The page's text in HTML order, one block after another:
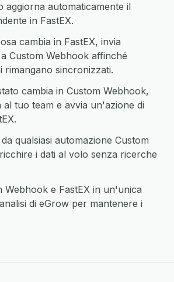
aggiorna automaticamente il
in FastEX.
cambia in FastEX, invia
Custom Webhook affinché
rimangano sincronizzati.
cambia in Custom Webhook,
al tuo team e avvia un'azione di
qualsiasi automazione Custom
i dati al volo senza ricerche
Webhook e FastEX in un'unica
di eGrow per mantenere i